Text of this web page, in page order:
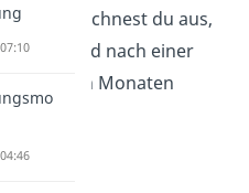
rechnest du aus,
dein Geld nach einer
Anzahl von Monaten